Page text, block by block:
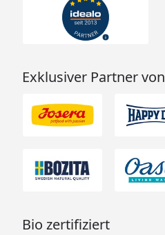
Exklusiver Partner von
Bio zertifiziert